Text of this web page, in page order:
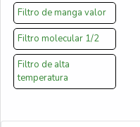
Filtro de manga valor
Filtro molecular 1/2
Filtro de alta
temperatura